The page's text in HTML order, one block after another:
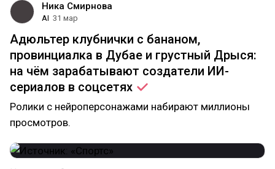
Ника Смирнова
AI 31 мар
Адюльтер клубнички с бананом,
провинциалка в Дубае и грустный Дрыся:
на чём зарабатывают создатели ИИ-
сериалов в соцсетях
Ролики с нейроперсонажами набирают миллионы
просмотров.